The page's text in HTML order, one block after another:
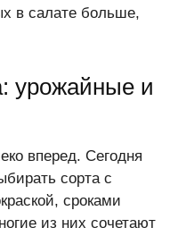
в салате больше,
урожайные и
вперед. Сегодня
сорта с
сроками
из них сочетают